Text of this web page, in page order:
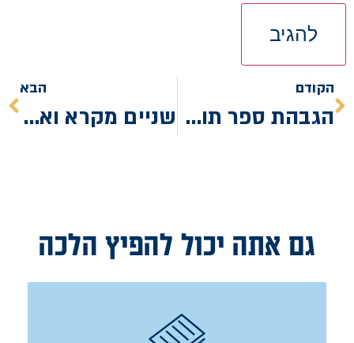
הקודם
הגבהת ספר תורה
הבא
שניים מקרא ואחד תרגום
גם אתה יכול להפיץ הלכה